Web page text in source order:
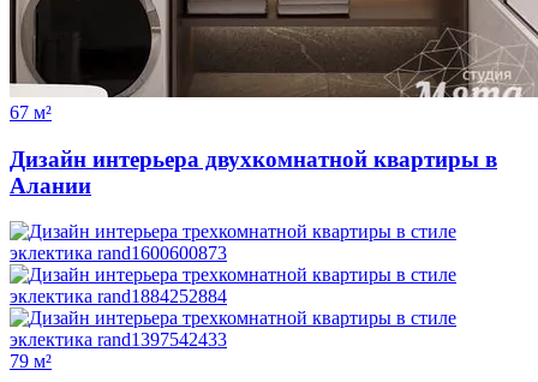
67 м²
Дизайн интерьера двухкомнатной квартиры в
Алании
79 м²